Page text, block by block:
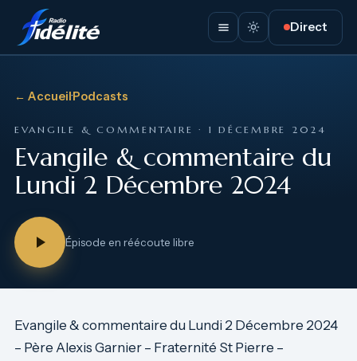
Direct
← Accueil·Podcasts
EVANGILE & COMMENTAIRE · 1 DÉCEMBRE 2024
Evangile & commentaire du
Lundi 2 Décembre 2024
Épisode en réécoute libre
Evangile & commentaire du Lundi 2 Décembre 2024
– Père Alexis Garnier – Fraternité St Pierre –